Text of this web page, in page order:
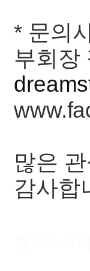
* 문의
부회장
많은
감사합